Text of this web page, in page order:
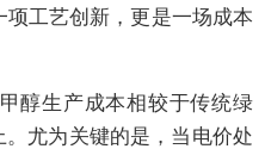
工艺创新，更是一场成本
醇生产成本相较于传统绿
尤为关键的是，当电价处